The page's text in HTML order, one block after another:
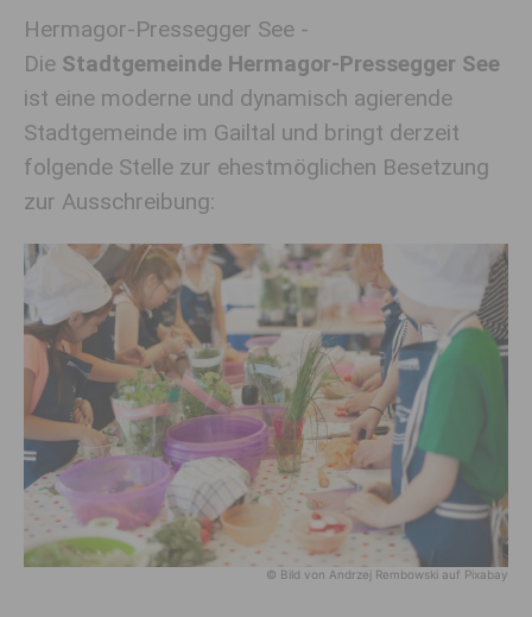
Hermagor-Pressegger See -
Die Stadt­ge­meinde Hermagor-Pres­segger See
ist eine moderne und dyna­misch agie­rende
Stadt­ge­meinde im Gailtal und bringt derzeit
folgende Stelle zur ehestmöglichen Besetzung
zur Ausschreibung:
© Bild von Andrzej Rembowski auf Pixabay